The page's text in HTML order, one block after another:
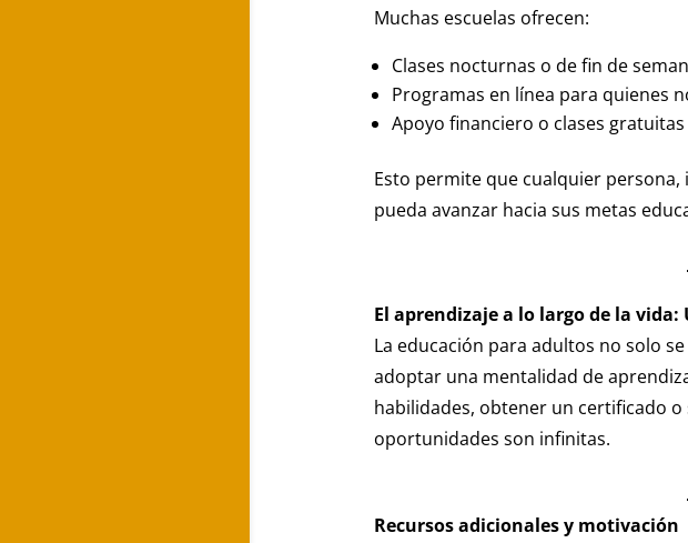
Muchas escuelas ofrecen:
Clases nocturnas o de fin de
Programas en línea para quienes
Apoyo financiero o clases
Esto permite que cualquier
pueda avanzar hacia sus metas
El aprendizaje a lo largo de la
La educación para adultos no solo
adoptar una mentalidad de
habilidades, obtener un certificado
oportunidades son infinitas.
Recursos adicionales y motivación